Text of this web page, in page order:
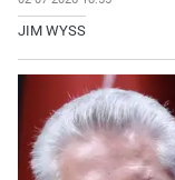
JIM WYSS